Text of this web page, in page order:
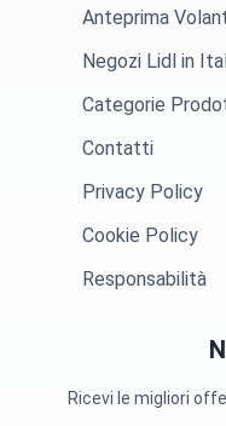
Anteprima
Negozi Lidl in
Categorie
Contatti
Privacy Policy
Cookie Policy
Responsabilità
Ricevi le migliori